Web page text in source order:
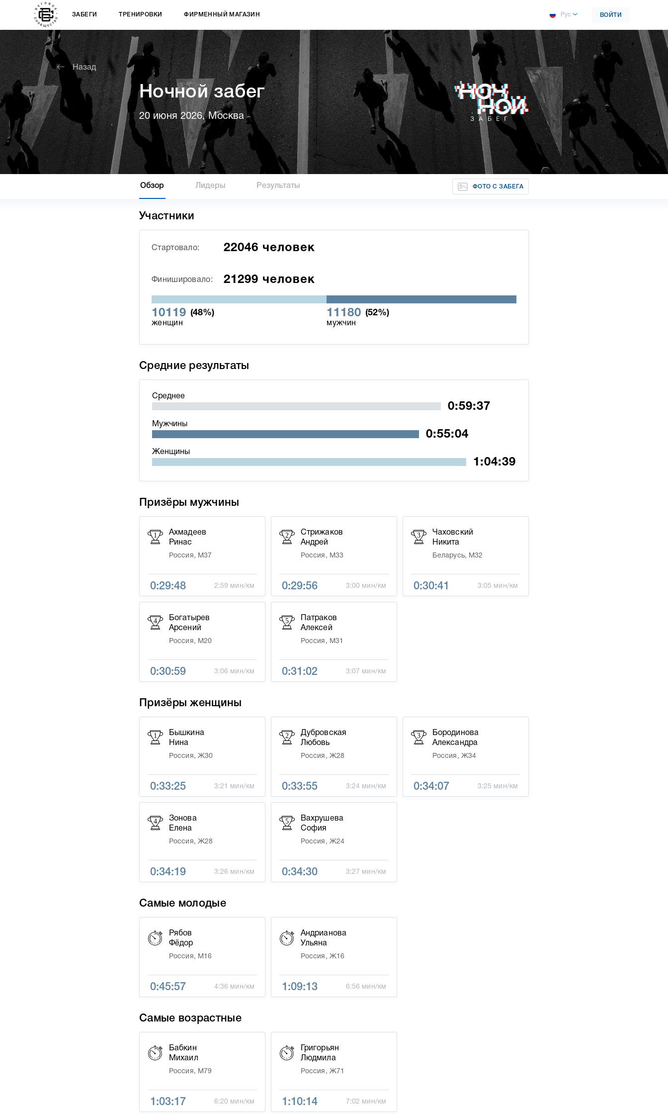
ЗАБЕГИ ТРЕНИРОВКИ ФИРМЕННЫЙ МАГАЗИН Рус ВОЙТИ
Назад
Ночной забег
20 июня 2026, Москва
Обзор Лидеры Результаты ФОТО С ЗАБЕГА
Участники
Стартовало: 22046 человек
Финишировало: 21299 человек
10119 (48%)
женщин
11180 (52%)
мужчин
Средние результаты
Среднее
Мужчины
Женщины
Призёры мужчины
1
Ахмадеев
Ринас
Россия, М37
0:29:48 2:59 мин/км
2
Стрижаков
Андрей
Россия, М33
0:29:56 3:00 мин/км
3
Чаховский
Никита
Беларусь, М32
0:30:41 3:05 мин/км
4
Богатырев
Арсений
Россия, М20
0:30:59 3:06 мин/км
5
Патраков
Алексей
Россия, М31
0:31:02 3:07 мин/км
Призёры женщины
1
Бышкина
Нина
Россия, Ж30
0:33:25 3:21 мин/км
2
Дубровская
Любовь
Россия, Ж28
0:33:55 3:24 мин/км
3
Бородинова
Александра
Россия, Ж34
0:34:07 3:25 мин/км
4
Зонова
Елена
Россия, Ж28
0:34:19 3:26 мин/км
5
Вахрушева
София
Россия, Ж24
0:34:30 3:27 мин/км
Самые молодые
Рябов
Фёдор
Россия, М16
0:45:57 4:36 мин/км
Андрианова
Ульяна
Россия, Ж16
1:09:13 6:56 мин/км
Самые возрастные
Бабкин
Михаил
Россия, М79
1:03:17 6:20 мин/км
Григорьян
Людмила
Россия, Ж71
1:10:14 7:02 мин/км